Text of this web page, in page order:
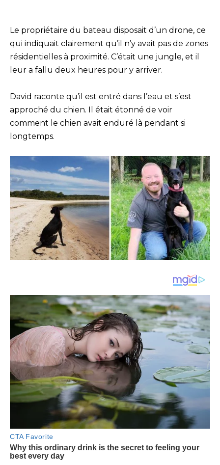
Le propriétaire du bateau disposait d’un drone, ce
qui indiquait clairement qu’il n’y avait pas de zones
résidentielles à proximité. C’était une jungle, et il
leur a fallu deux heures pour y arriver.
David raconte qu’il est entré dans l’eau et s’est
approché du chien. Il était étonné de voir
comment le chien avait enduré là pendant si
longtemps.